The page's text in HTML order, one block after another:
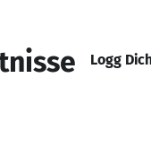
Logg